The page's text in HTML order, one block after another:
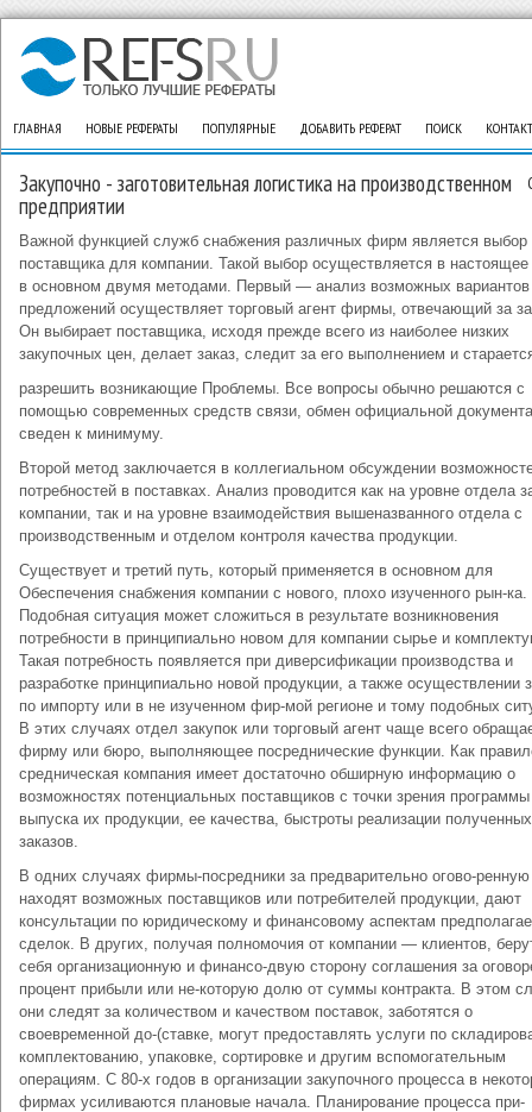
ГЛАВНАЯ НОВЫЕ РЕФЕРАТЫ ПОПУЛЯРНЫЕ ДОБАВИТЬ РЕФЕРАТ ПОИСК
Закупочно - заготовительная логистика на производственном
предприятии
Важной функцией служб снабжения различных фирм является выбор
поставщика для компании. Такой выбор осуществляется в
в основном двумя методами. Первый — анализ возможных
предложений осуществляет торговый агент фирмы, отвечающий за
Он выбирает поставщика, исходя прежде всего из наиболее низких
закупочных цен, делает заказ, следит за его выполнением и
разрешить возникающие Проблемы. Все вопросы обычно решаются с
помощью современ­ных средств связи, обмен официальной
сведен к минимуму.
Второй метод заключается в коллегиальном обсуждении
потребностей в поставках. Анализ проводится как на уров­не отдела
компании, так и на уровне взаимодействия выше­названного отдела с
производственным и отделом контроля качест­ва продукции.
Существует и третий путь, который применяется в основном для
Обеспечения снабжения компании с нового, плохо изученного рын-ка.
Подобная ситуация может сложиться в результате возникнове­ния
потребности в принципиально новом для компании сырье и
Такая потребность появляется при диверсифика­ции производства и
разработке принципиально новой продукции, а также осуществлении
по импорту или в не изученном фир-мой регионе и тому подобных
В этих случаях отдел закупок или торговый агент чаще всего
фирму или бюро, выполняющее посреднические функции. Как
средническая компания имеет достаточно обширную информацию о
возможностях потенциальных поставщиков с точки зрения про­граммы
выпуска их продукции, ее качества, быстроты реализации полученных
заказов.
В одних случаях фирмы-посредники за предварительно огово-
находят возможных поставщиков или потребителей продукции, дают
консультации по юридическому и финансовому аспектам
сделок. В других, получая полномочия от компании — клиентов,
себя организационную и финансо-двую сторону соглашения за
процент прибыли или не-которую долю от суммы контракта. В этом
они следят за количеством и качеством поставок, заботятся о
своевременной до-(ставке, могут предоставлять услуги по
комплектова­нию, упаковке, сортировке и другим вспомогательным
операциям. С 80-х годов в организации закупочного процесса в
фирмах усиливаются плановые начала. Планирование процесса при­